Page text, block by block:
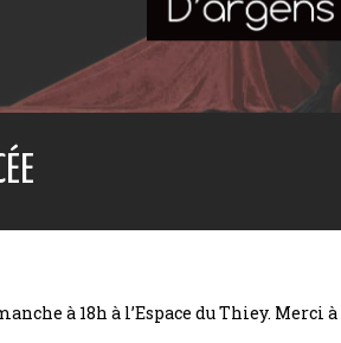
à 18h à l’Espace du Thiey. Merci à